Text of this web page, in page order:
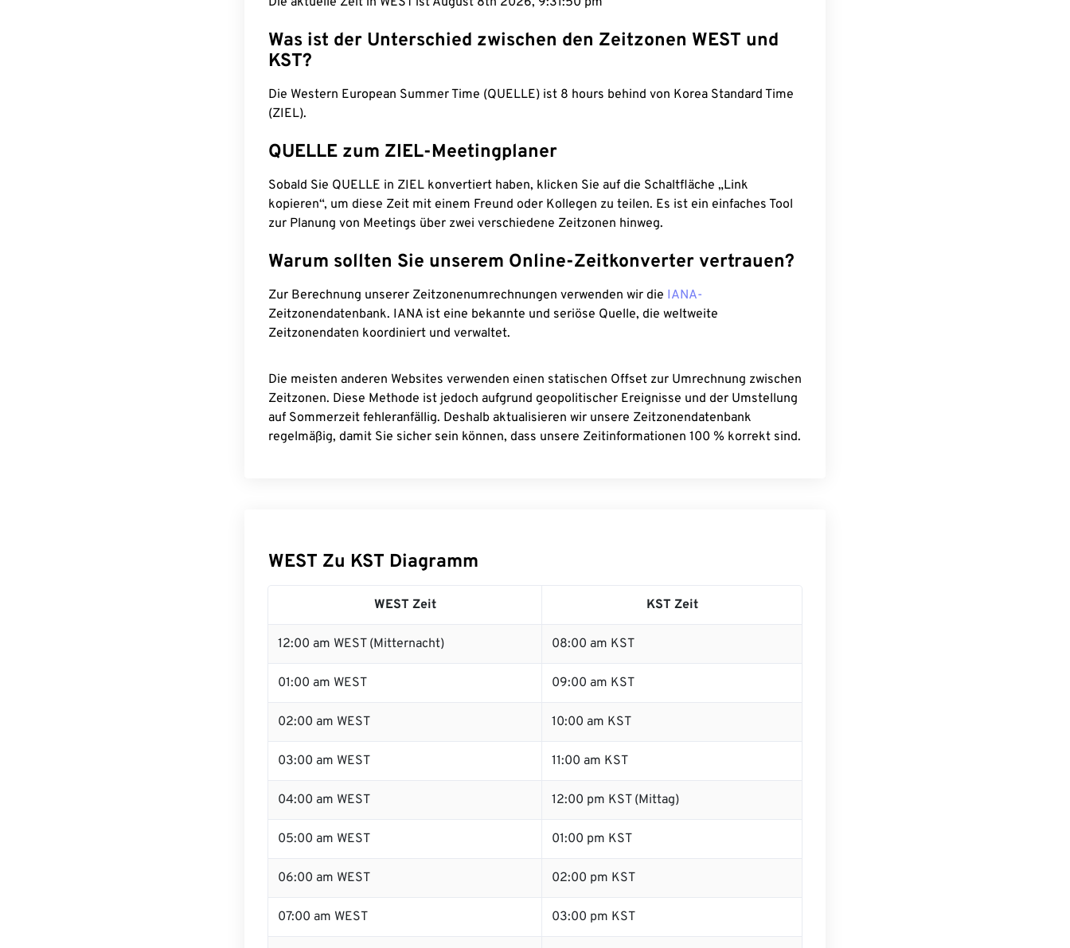
Was ist der Unterschied zwischen den Zeitzonen WEST und
KST?
Die Western European Summer Time (QUELLE) ist 8 hours behind von Korea Standard Time
(ZIEL).
QUELLE zum ZIEL-Meetingplaner
Sobald Sie QUELLE in ZIEL konvertiert haben, klicken Sie auf die Schaltfläche „Link
kopieren“, um diese Zeit mit einem Freund oder Kollegen zu teilen. Es ist ein einfaches Tool
zur Planung von Meetings über zwei verschiedene Zeitzonen hinweg.
Warum sollten Sie unserem Online-Zeitkonverter vertrauen?
Zur Berechnung unserer Zeitzonenumrechnungen verwenden wir die IANA-
Zeitzonendatenbank. IANA ist eine bekannte und seriöse Quelle, die weltweite
Zeitzonendaten koordiniert und verwaltet.
Die meisten anderen Websites verwenden einen statischen Offset zur Umrechnung zwischen
Zeitzonen. Diese Methode ist jedoch aufgrund geopolitischer Ereignisse und der Umstellung
auf Sommerzeit fehleranfällig. Deshalb aktualisieren wir unsere Zeitzonendatenbank
regelmäßig, damit Sie sicher sein können, dass unsere Zeitinformationen 100 % korrekt sind.
WEST Zu KST Diagramm
WEST Zeit KST Zeit
12:00 am WEST (Mitternacht) 08:00 am KST
01:00 am WEST 09:00 am KST
02:00 am WEST 10:00 am KST
03:00 am WEST 11:00 am KST
04:00 am WEST 12:00 pm KST (Mittag)
05:00 am WEST 01:00 pm KST
06:00 am WEST 02:00 pm KST
07:00 am WEST 03:00 pm KST